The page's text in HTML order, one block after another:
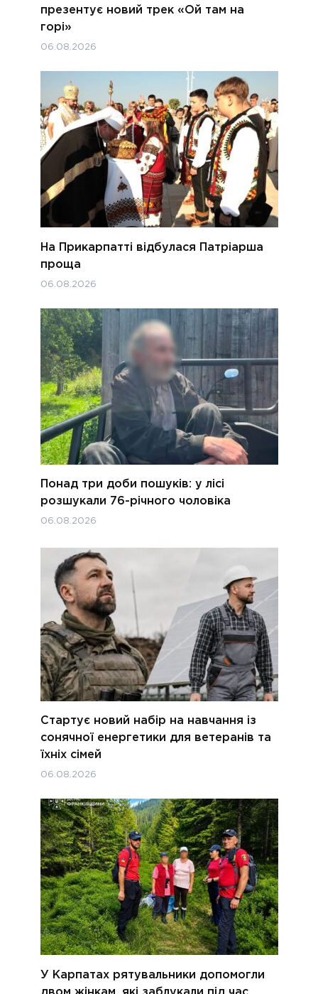
презентує новий трек «Ой там на
горі»
06.08.2026
На Прикарпатті відбулася Патріарша
проща
06.08.2026
Понад три доби пошуків: у лісі
розшукали 76-річного чоловіка
06.08.2026
Стартує новий набір на навчання із
сонячної енергетики для ветеранів та
їхніх сімей
06.08.2026
У Карпатах рятувальники допомогли
двом жінкам, які заблукали під час